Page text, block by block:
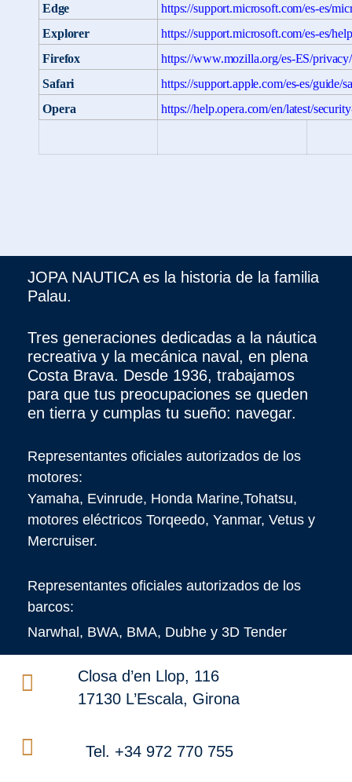
Edge
https://support.microsoft.com/es-es/
Explorer
https://support.microsoft.com/es-es/
Firefox
https://www.mozilla.org/es-ES/
Safari
https://support.apple.com/es-es/guide/
Opera
https://help.opera.com/en/latest/
JOPA NAUTICA es la historia de la familia
Palau.
Tres generaciones dedicadas a la náutica
recreativa y la mecánica naval, en plena
Costa Brava. Desde 1936, trabajamos
para que tus preocupaciones se queden
en tierra y cumplas tu sueño: navegar.
Representantes oficiales autorizados de los
motores:
Yamaha, Evinrude, Honda Marine,Tohatsu,
motores eléctricos Torqeedo, Yanmar, Vetus y
Mercruiser.
Representantes oficiales autorizados de los
barcos:
Narwhal, BWA, BMA, Dubhe y 3D Tender
Closa d’en Llop, 116
17130 L’Escala, Girona
Tel. +34 972 770 755